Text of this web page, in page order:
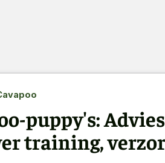
puppy's:
training,